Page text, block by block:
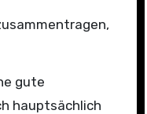
gute
hauptsächlich